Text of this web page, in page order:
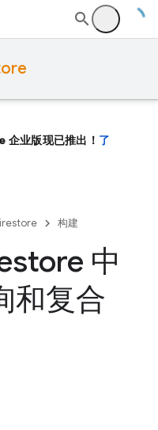
业版现已推出！ 了
构建
中
和复合